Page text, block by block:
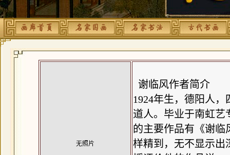
无照片
谢临风作者简介
1924年生，德阳人，
道人。毕业于南虹艺
的主要作品有《谢临
样精到，无不显示出